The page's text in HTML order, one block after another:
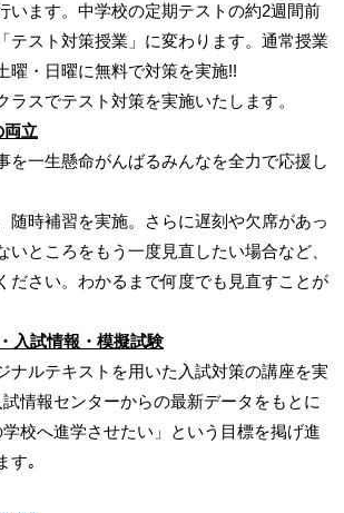
います。中学校の定期テストの約2週間前
テスト対策授業」に変わります。通常授業
曜・日曜に無料で対策を実施!!
ラスでテスト対策を実施いたします。
両立
を一生懸命がんばるみんなを全力で応援し
随時補習を実施。さらに遅刻や欠席があっ
いところをもう一度見直したい場合など、
ださい。わかるまで何度でも見直すことが
入試情報・模擬試験
ナルテキストを用いた入試対策の講座を実
情報センターからの最新データをもとに
学校へ進学させたい」という目標を掲げ進
す｡